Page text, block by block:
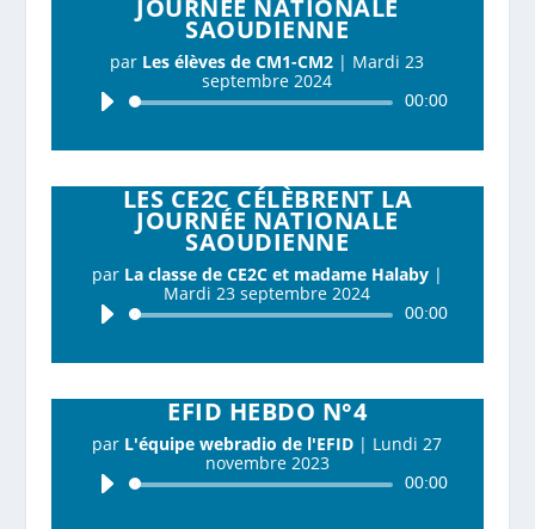
JOURNÉE NATIONALE
SAOUDIENNE
par Les élèves de CM1-CM2 | Mardi 23
septembre 2024
Lecteur
00:00
LES CE2C CÉLÈBRENT LA
JOURNÉE NATIONALE
SAOUDIENNE
par La classe de CE2C et madame Halaby|
Mardi 23 septembre 2024
Lecteur
00:00
EFID HEBDO N°4
par L'équipe webradio de l'EFID | Lundi 27
novembre 2023
Lecteur
00:00